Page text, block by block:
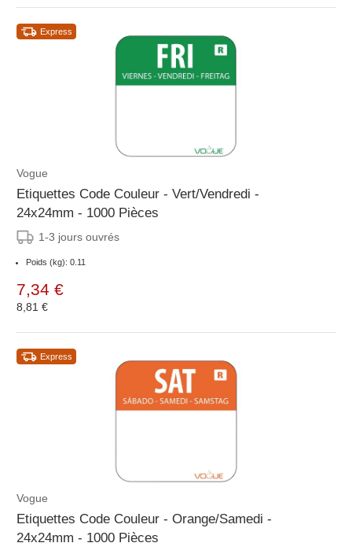
Express
Vogue
Etiquettes Code Couleur - Vert/Vendredi -
24x24mm - 1000 Pièces
1-3 jours ouvrés
Poids (kg): 0.11
7,34 €
8,81 €
Express
Vogue
Etiquettes Code Couleur - Orange/Samedi -
24x24mm - 1000 Pièces